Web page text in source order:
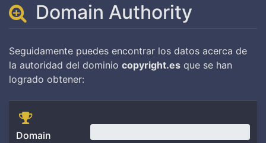
Domain Authority
Seguidamente puedes encontrar los datos acerca de
la autoridad del dominio copyright.es que se han
logrado obtener:
Domain